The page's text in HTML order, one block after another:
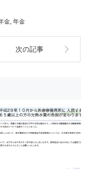
金,年金
次の記事